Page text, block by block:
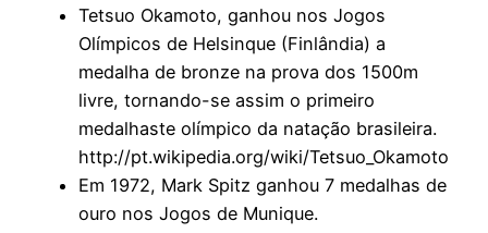
Tetsuo Okamoto, ganhou nos Jogos
Olímpicos de Helsinque (Finlândia) a
medalha de bronze na prova dos 1500m
livre, tornando-se assim o primeiro
medalhaste olímpico da natação brasileira.
http://pt.wikipedia.org/wiki/Tetsuo_Okamoto
Em 1972, Mark Spitz ganhou 7 medalhas de
ouro nos Jogos de Munique.